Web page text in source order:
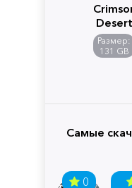
Desert
Размер:
131 GB
Самые
0